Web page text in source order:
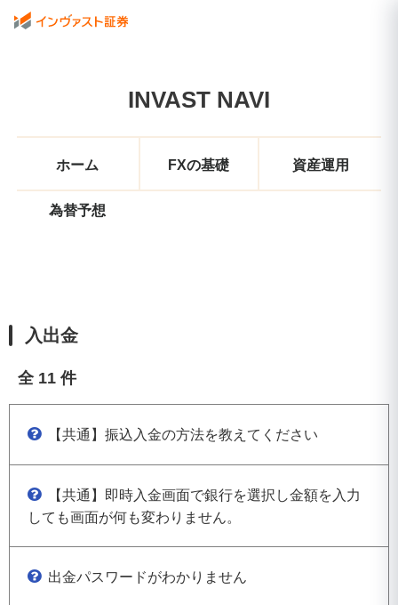
INVAST NAVI
ホーム FXの基礎 資産運用
為替予想
入出金
全 11 件
【共通】振込入金の方法を教えてください
【共通】即時入金画面で銀行を選択し金額を入力
しても画面が何も変わりません。
出金パスワードがわかりません